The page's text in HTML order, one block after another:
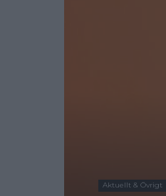
Aktuellt & Övrigt